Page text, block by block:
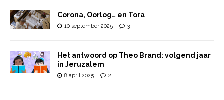
Corona, Oorlog… en Tora
10 september 2025 3
Het antwoord op Theo Brand: volgend jaar
in Jeruzalem
8 april 2025 2